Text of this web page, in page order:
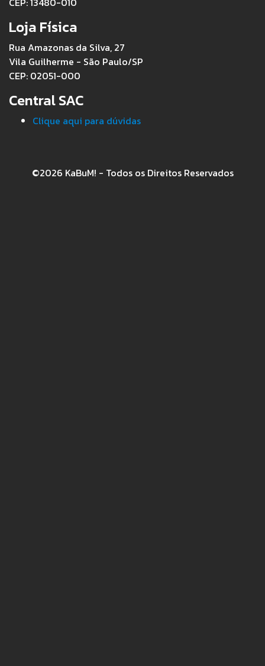
Loja Física
Rua Amazonas da Silva, 27
Vila Guilherme - São Paulo/SP
CEP: 02051-000
Central SAC
Clique aqui para dúvidas
©2026 KaBuM! - Todos os Direitos Reservados